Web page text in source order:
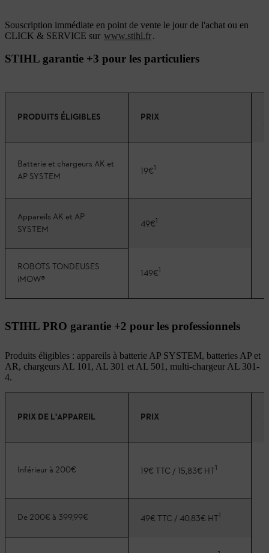
Souscription immédiate en point de vente le jour de l'achat ou en
CLICK & SERVICE sur www.stihl.fr.
STIHL garantie +3 pour les particuliers
PRODUITS ÉLIGIBLES PRIX
Batterie et chargeurs AK et
AP SYSTEM
19€1
Appareils AK et AP
SYSTEM
49€1
ROBOTS TONDEUSES
iMOW®
149€1
STIHL PRO garantie +2 pour les professionnels
Produits éligibles : appareils à batterie AP SYSTEM, batteries AP et
AR, chargeurs AL 101, AL 301 et AL 501, multi-chargeur AL 301-
4.
PRIX DE L'APPAREIL PRIX
Inférieur à 200€ 19€ TTC / 15,83€ HT1
De 200€ à 399,99€ 49€ TTC / 40,83€ HT1